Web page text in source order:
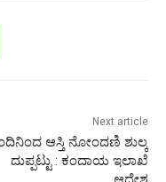
Next article
ಆಸ್ತಿ ನೋಂದಣಿ ಶುಲ್ಕ
ದುಪ್ಪಟ್ಟು : ಕಂದಾಯ ಇಲಾಖೆ